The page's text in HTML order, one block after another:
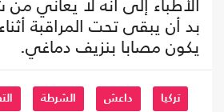
بد أن يبقى تحت المراقبة
يكون مصابا بنزيف دماغي.
تركيا داعش الشرطة